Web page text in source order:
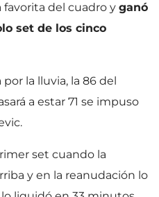
del cuadro y ganó
set de los cinco
la lluvia, la 86 del
a estar 71 se impuso
set cuando la
y en la reanudación lo